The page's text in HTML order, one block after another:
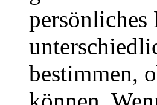
bestimmen,